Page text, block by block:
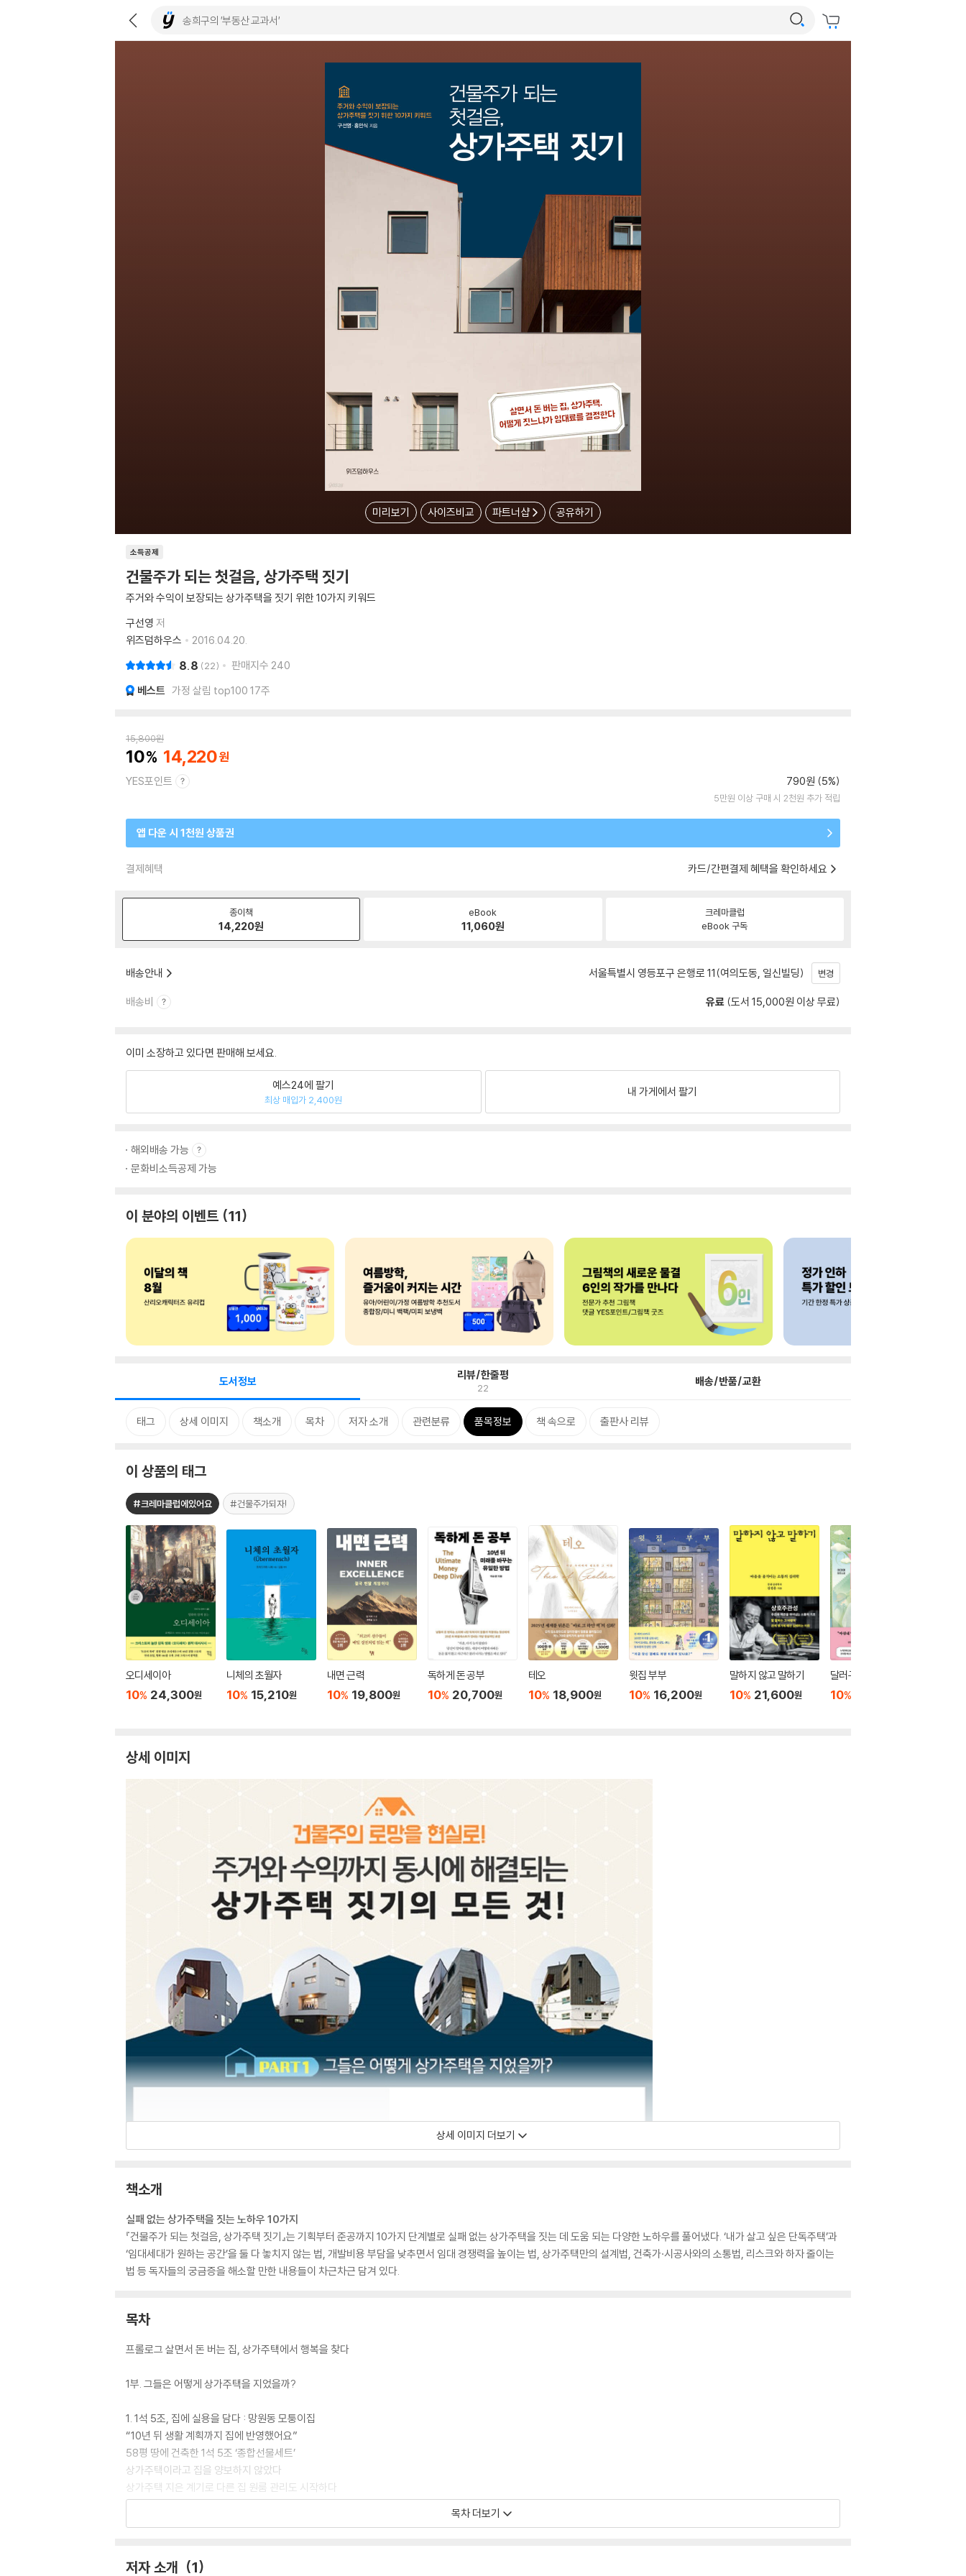
미리보기 사이즈비교 파트너샵 공유하기
소득공제
건물주가 되는 첫걸음, 상가주택 짓기
주거와 수익이 보장되는 상가주택을 짓기 위한 10가지 키워드
구선영 저
위즈덤하우스
2016.04.20.
8.8 22 판매지수 240
베스트 가정 살림 top100 17주
15,800원
10 14,220
YES포인트 790원 (5%)
5만원 이상 구매 시 2천원 추가 적립
앱 다운 시 1천원 상품권
결제혜택 카드/간편결제 혜택을 확인하세요
종이책
14,220원
eBook
11,060원
크레마클럽
eBook 구독
배송안내 서울특별시 영등포구 은행로 11(여의도동, 일신빌딩) 변경
배송비 유료 (도서 15,000원 이상 무료)
이미 소장하고 있다면 판매해 보세요.
예스24에 팔기
최상 매입가 2,400원
내 가게에서 팔기
해외배송 가능
문화비소득공제 가능
이 분야의 이벤트 11
도서정보 리뷰/한줄평
22 배송/반품/교환
태그 상세 이미지 책소개 목차 저자 소개 관련분류 품목정보 책 속으로 출판사 리뷰
이 상품의 태그
#크레마클럽에있어요 #건물주가되자!
오디세이아
10% 24,300원
니체의 초월자
10% 15,210원
내면 근력
10% 19,800원
독하게 돈 공부
10% 20,700원
테오
10% 18,900원
윗집 부부
10% 16,200원
말하지 않고 말하기
10% 21,600원
달러구트 꿈 백화점 0
10%
상세 이미지
상세 이미지 더보기
책소개
실패 없는 상가주택을 짓는 노하우 10가지
『건물주가 되는 첫걸음, 상가주택 짓기』는 기획부터 준공까지 10가지 단계별로 실패 없는 상가주택을 짓는 데 도움 되는 다양한 노하우를 풀어냈다. ‘내가 살고 싶은 단독주택’과
‘임대세대가 원하는 공간’을 둘 다 놓치지 않는 법, 개발비용 부담을 낮추면서 임대 경쟁력을 높이는 법, 상가주택만의 설계법, 건축가·시공사와의 소통법, 리스크와 하자 줄이는
법 등 독자들의 궁금증을 해소할 만한 내용들이 차근차근 담겨 있다.
목차
프롤로그 살면서 돈 버는 집, 상가주택에서 행복을 찾다
1부. 그들은 어떻게 상가주택을 지었을까?
1. 1석 5조, 집에 실용을 담다 : 망원동 모퉁이집
“10년 뒤 생활 계획까지 집에 반영했어요”
58평 땅에 건축한 1석 5조 ‘종합선물세트’
상가주택이라고 집을 양보하지 않았다
상가주택 지은 계기로 다른 집 원룸 관리도 시작하다
주거와 사무실 모두 해결하고도, 월 700만원 임대수익
목차 더보기
저자 소개 1